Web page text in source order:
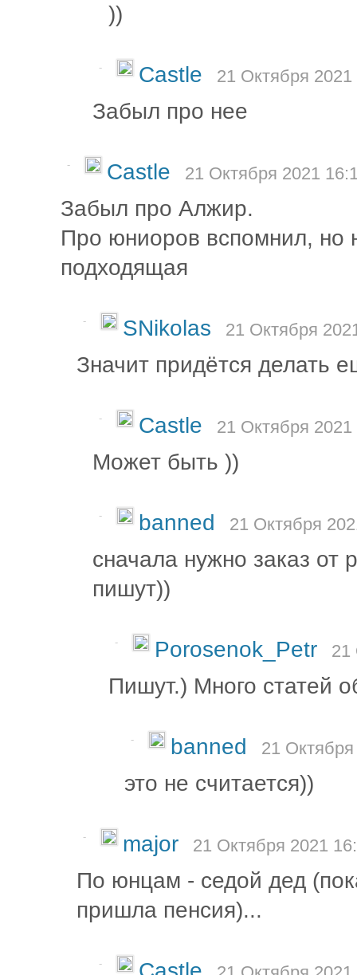
))
- Castle 21 Октября 2021
Забыл про нее
- Castle 21 Октября 2021
Забыл про Алжир.
Про юниоров вспомнил, но
подходящая
- SNikolas 21 Октября
Значит придётся делать
- Castle 21 Октября 2021
Может быть ))
- banned 21 Октября
сначала нужно заказ от
пишут))
- Porosenok_Petr 21
Пишут.) Много статей
- banned 21
это не считается))
- major 21 Октября 2021
По юнцам - седой дед
пришла пенсия)...
-